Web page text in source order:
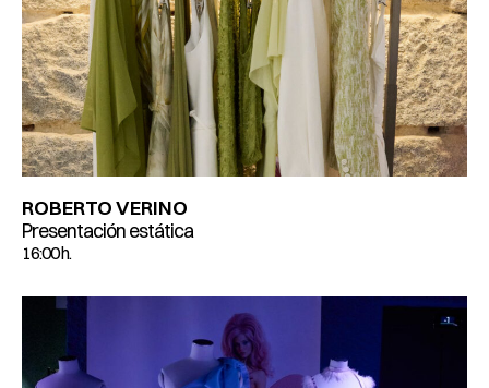
ROBERTO VERINO
Presentación estática
16:00 h.